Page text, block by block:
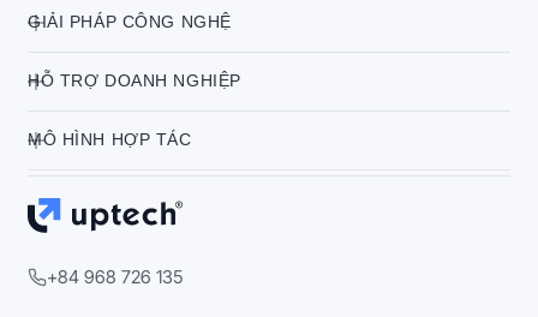
GIẢI PHÁP CÔNG NGHỆ
HỖ TRỢ DOANH NGHIỆP
MÔ HÌNH HỢP TÁC
+84 968 726 135